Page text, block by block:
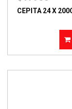
CEPITA 24 X